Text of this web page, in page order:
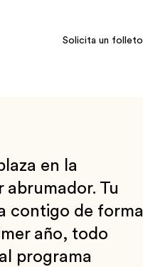
Solicita un folleto
en la
abrumador. Tu
contigo de forma
año, todo
programa